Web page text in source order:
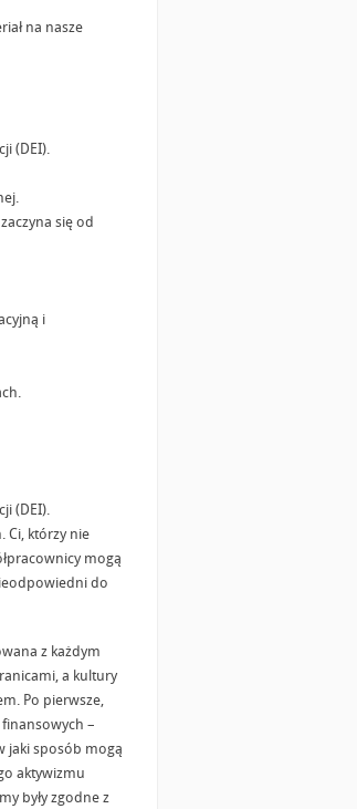
na nasze
(DEI).
się od
i
(DEI).
Ci, którzy nie
mogą
do
z każdym
a kultury
Po pierwsze,
–
jaki sposób mogą
aktywizmu
były zgodne z